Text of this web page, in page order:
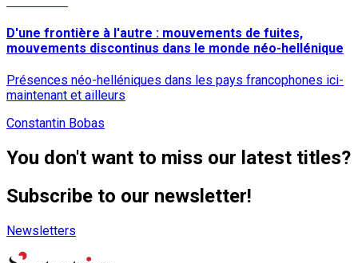
D'une frontière à l'autre : mouvements de fuites,
mouvements discontinus dans le monde néo-hellénique
Présences néo-helléniques dans les pays francophones ici-
maintenant et ailleurs
Constantin Bobas
You don't want to miss our latest titles?
Subscribe to our newsletter!
Newsletters